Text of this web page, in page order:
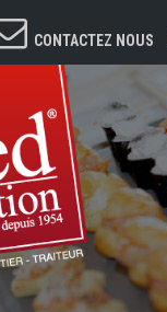
CONTACTEZ NOUS